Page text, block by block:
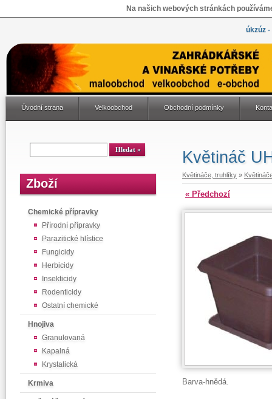
Na našich webových stránkách
úkzúz
Úvodní strana Velkoobchod Obchodní podmínky
Zboží
Chemické přípravky
Přírodní přípravky
Parazitické hlístice
Fungicidy
Herbicidy
Insekticidy
Rodenticidy
Ostatní chemické
Hnojiva
Granulovaná
Kapalná
Krystalická
Krmiva
Květináč
Květináče, truhlíky »
« Předchozí
Barva-hnědá.